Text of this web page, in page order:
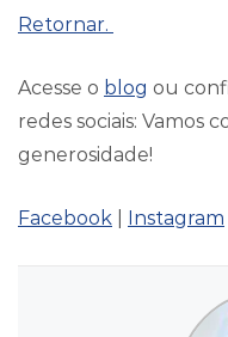
Retornar.
Acesse o blog ou
redes sociais: Vamos
generosidade!
Facebook Instagram